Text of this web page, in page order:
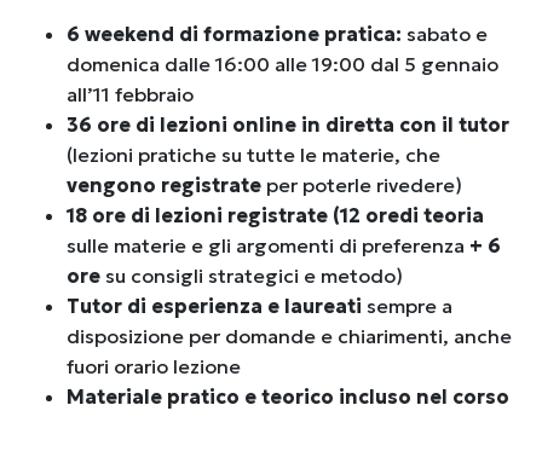
6 weekend di formazione pratica: sabato e
domenica dalle 16:00 alle19:00 dal 5 gennaio
all’11 febbraio
36 ore di lezioni online in diretta con il tutor
(lezioni pratiche su tutte le materie, che
vengono registrate per poterle rivedere)
18 ore di lezioni registrate (12 oredi teoria
sulle materie e gli argomenti di preferenza + 6
ore su consigli strategici e metodo)
Tutor di esperienza e laureati sempre a
disposizione per domande e chiarimenti, anche
fuori orario lezione
Materiale pratico e teorico incluso nel corso